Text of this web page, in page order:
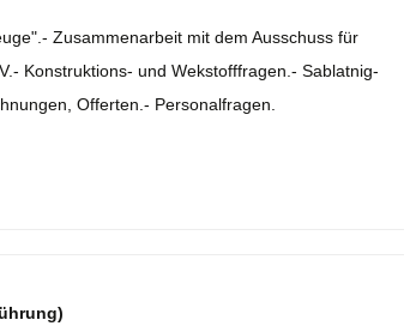
Zusammenarbeit mit dem Ausschuss für
Konstruktions- und Wekstofffragen.- Sablatnig-
Offerten.- Personalfragen.